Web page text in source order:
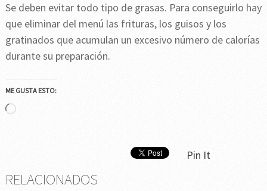
Se deben evitar todo tipo de grasas. Para conseguirlo hay
que eliminar del menú las frituras, los guisos y los
gratinados que acumulan un excesivo número de calorías
durante su preparación.
ME GUSTA ESTO:
Cargando...
Pin It
RELACIONADOS